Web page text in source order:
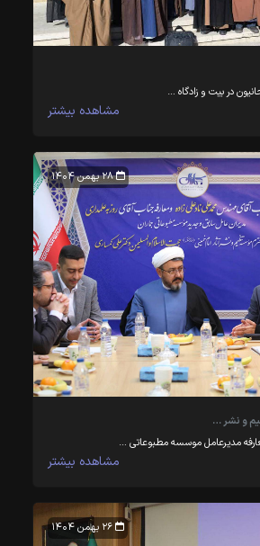
در بیت و زادگاه …
مشاهده بیشتر
و نشر …
مدیرعامل موسسه مطبوعاتی …
مشاهده بیشتر
۲۸ بهمن ۱۴۰۴